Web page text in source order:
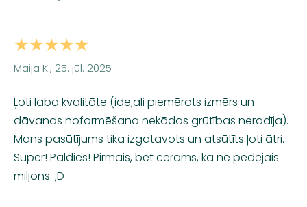
★★★★★
Maija K., 25. jūl. 2025
Ļoti laba kvalitāte (ide;ali piemērots izmērs un
dāvanas noformēšana nekādas grūtības neradīja).
Mans pasūtījums tika izgatavots un atsūtīts ļoti ātri.
Super! Paldies! Pirmais, bet cerams, ka ne pēdējais
miljons. ;D